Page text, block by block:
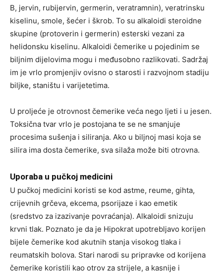
B, jervin, rubijervin, germerin, veratramnin), veratrinsku
kiselinu, smole, šećer i škrob. To su alkaloidi steroidne
skupine (protoverin i germerin) esterski vezani za
helidonsku kiselinu. Alkaloidi čemerike u pojedinim se
biljnim dijelovima mogu i međusobno razlikovati. Sadržaj
im je vrlo promjenjiv ovisno o starosti i razvojnom stadiju
biljke, staništu i varijetetima.
U proljeće je otrovnost čemerike veća nego ljeti i u jesen.
Toksična tvar vrlo je postojana te se ne smanjuje
procesima sušenja i siliranja. Ako u biljnoj masi koja se
silira ima dosta čemerike, sva silaža može biti otrovna.
Uporaba u pučkoj medicini
U pučkoj medicini koristi se kod astme, reume, gihta,
crijevnih grčeva, ekcema, psorijaze i kao emetik
(sredstvo za izazivanje povraćanja). Alkaloidi snizuju
krvni tlak. Poznato je da je Hipokrat upotrebljavo korijen
bijele čemerike kod akutnih stanja visokog tlaka i
reumatskih bolova. Stari narodi su pripravke od korijena
čemerike koristili kao otrov za strijele, a kasnije i